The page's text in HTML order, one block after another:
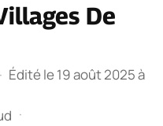
De
· Édité le 19 août 2025 à
·